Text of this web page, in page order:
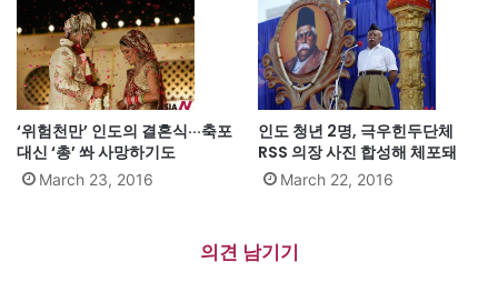
‘위험천만’ 인도의 결혼식···축포
대신 ‘총’ 쏴 사망하기도
March 23, 2016
인도 청년 2명, 극우힌두단체
RSS 의장 사진 합성해 체포돼
March 22, 2016
의견 남기기